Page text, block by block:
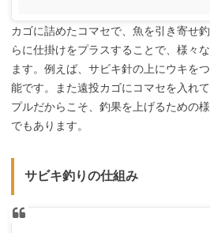
カゴに詰めたコマセで、魚を引き寄せ
らに仕掛けをプラスすることで、様々
ます。例えば、サビキ針の上にウキを
能です。また遠投カゴにコマセを入れ
プルだからこそ、釣果を上げるための
でもあります。
サビキ釣りの仕組み